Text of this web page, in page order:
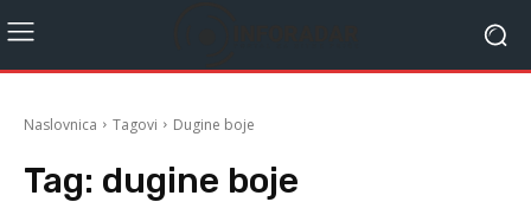
Naslovnica Tagovi Dugine boje
Tag: dugine boje